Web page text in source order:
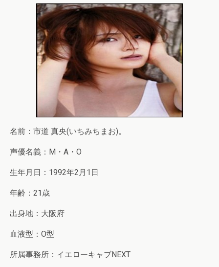
名前：市道 真央(いちみちまお)。
声優名義：M・A・O
生年月日：1992年2月1日
年齢：21歳
出身地：大阪府
血液型：O型
所属事務所：イエローキャブNEXT